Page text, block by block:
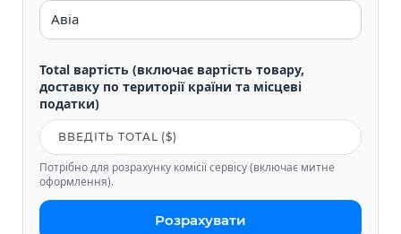
Total вартість (включає вартість товару,
доставку по території країни та місцеві
податки)
Потрібно для розрахунку комісії сервісу (включає митне
оформлення).
Розрахувати